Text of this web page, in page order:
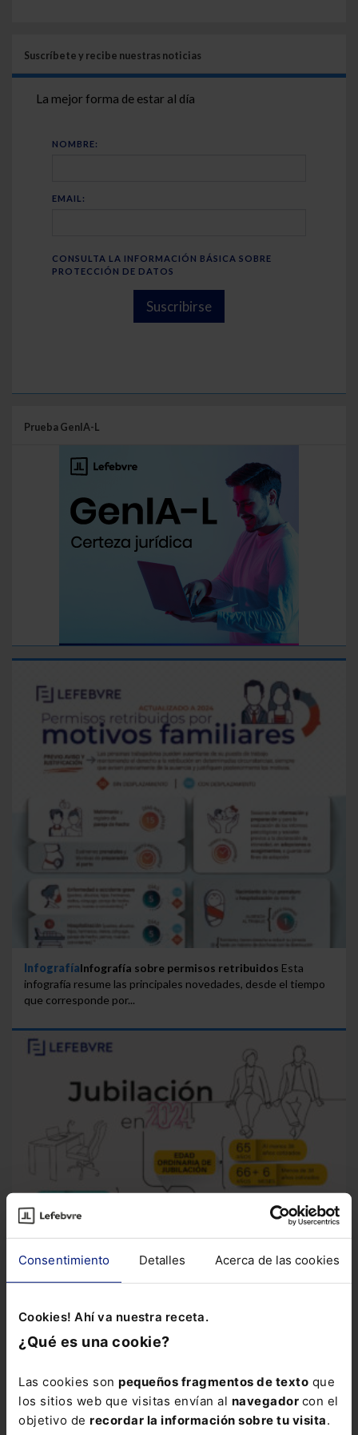
Consentimiento Detalles Acerca de las cookies
Cookies! Ahí va nuestra receta.
¿Qué es una cookie?
Las cookies son pequeños fragmentos de texto que
los sitios web que visitas envían al navegador con el
objetivo de recordar la información sobre tu visita.
Suscríbete y recibe nuestras noticias
La mejor forma de estar al día
NOMBRE:
EMAIL:
CONSULTA LA INFORMACIÓN BÁSICA SOBRE
PROTECCIÓN DE DATOS
Suscribirse
Prueba GenIA-L
InfografíaInfografía sobre permisos retribuidos Esta
infografía resume las principales novedades, desde el tiempo
que corresponde por...
Infografía Jubilación en 2024
poder acceder a la jubilación anticipada han cambiado. A...